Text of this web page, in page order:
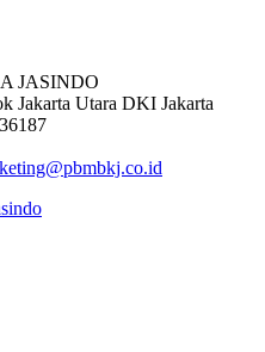
JASINDO
Jakarta Utara DKI Jakarta